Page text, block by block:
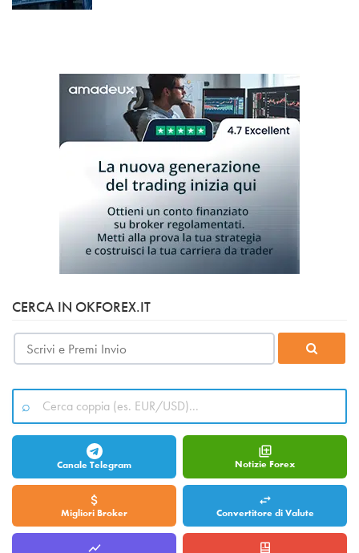
CERCA IN OKFOREX.IT
Canale Telegram Notizie Forex
Migliori Broker Convertitore di Valute